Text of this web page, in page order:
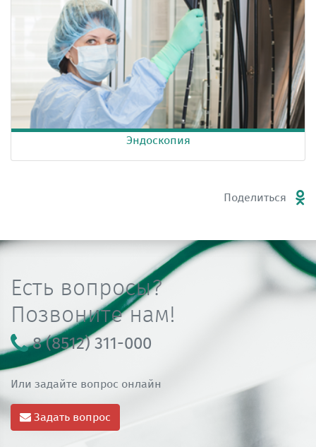
Эндоскопия
Поделиться
Есть вопросы?
Позвоните нам!
8 (8512) 311-000
Или задайте вопрос онлайн
Задать вопрос